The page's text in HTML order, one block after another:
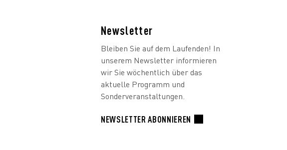
Newsletter
Bleiben Sie auf dem Laufenden! In
unserem Newsletter informieren
wir Sie wöchentlich über das
aktuelle Programm und
Sonderveranstaltungen.
NEWSLETTER ABONNIEREN